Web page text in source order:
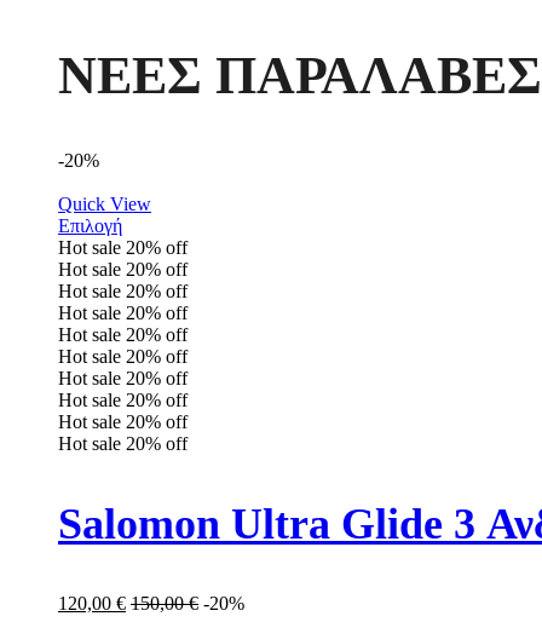
ΝΕΕΣ ΠΑΡΑΛΑΒΕΣ
-20%
Quick View
Επιλογή
Hot sale 20% off
Hot sale 20% off
Hot sale 20% off
Hot sale 20% off
Hot sale 20% off
Hot sale 20% off
Hot sale 20% off
Hot sale 20% off
Hot sale 20% off
Hot sale 20% off
Salomon Ultra Glide 3
120,00 € 150,00€ -20%